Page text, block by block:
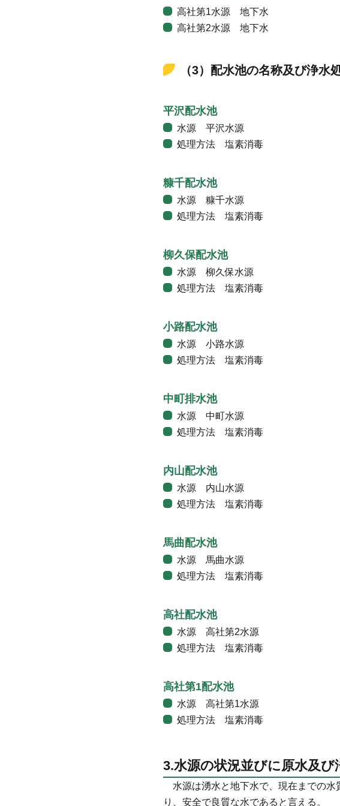
高社第1水源 地下水
高社第2水源 地下水
（3）配水池の名称及び浄水
平沢配水池
水源 平沢水源
処理方法 塩素消毒
糠千配水池
水源 糠千水源
処理方法 塩素消毒
柳久保配水池
水源 柳久保水源
処理方法 塩素消毒
小路配水池
水源 小路水源
処理方法 塩素消毒
中町排水池
水源 中町水源
処理方法 塩素消毒
内山配水池
水源 内山水源
処理方法 塩素消毒
馬曲配水池
水源 馬曲水源
処理方法 塩素消毒
高社配水池
水源 高社第2水源
処理方法 塩素消毒
高社第1配水池
水源 高社第1水源
処理方法 塩素消毒
3.水源の状況並びに原水及び
水源は湧水と地下水で、現在までの水
り、安全で良質な水であると言える。